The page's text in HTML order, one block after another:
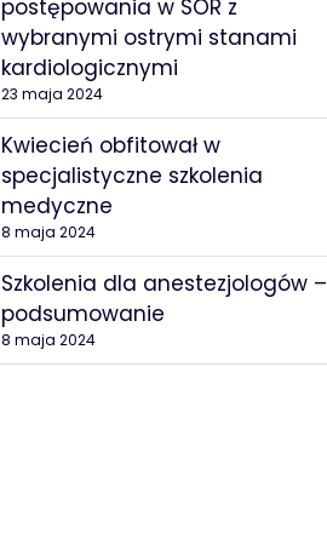
postępowania w SOR z
wybranymi ostrymi stanami
kardiologicznymi
23 maja 2024
Kwiecień obfitował w
specjalistyczne szkolenia
medyczne
8 maja 2024
Szkolenia dla anestezjologów –
podsumowanie
8 maja 2024